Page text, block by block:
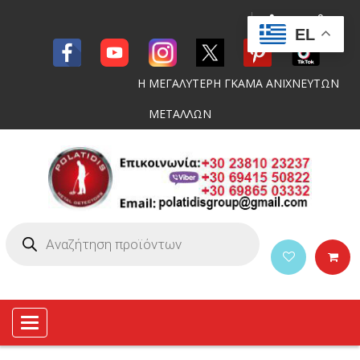
Η ΜΕΓΑΛΥΤΕΡΗ ΓΚΑΜΑ ΑΝΙΧΝΕΥΤΩΝ
ΜΕΤΑΛΛΩΝ
Toggle
navigation
EL